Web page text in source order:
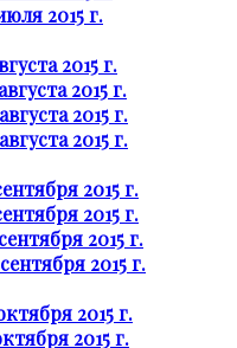
2015 г.
2015 г.
2015 г.
2015 г.
2015 г.
2015 г.
2015 г.
2015 г.
2015 г.
2015 г.
2015 г.